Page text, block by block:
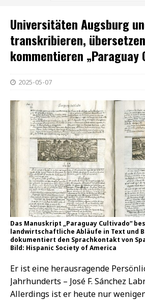
Universitäten Augsburg
transkribieren,
kommentieren „Paraguay
2025-05-07
Das Manuskript „Paraguay Cultivado“
landwirtschaftliche Abläufe in Text und
dokumentiert den Sprachkontakt von
Bild: Hispanic Society of America
Er ist eine herausragende
Jahrhunderts – José F. Sánchez
Allerdings ist er heute nur